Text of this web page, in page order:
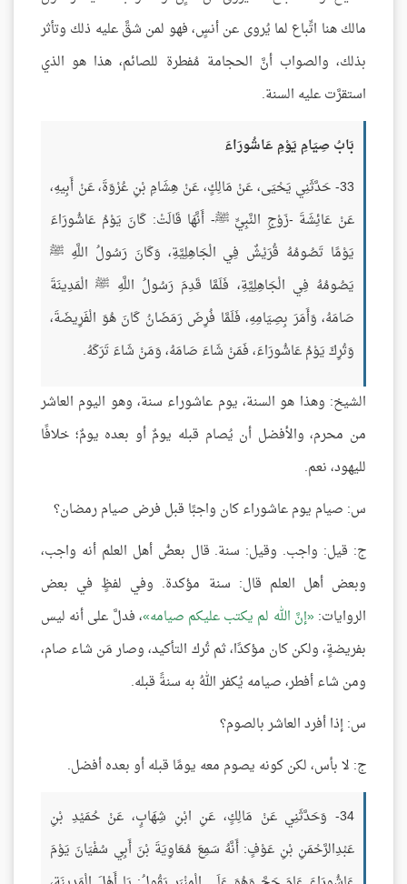
مالك هنا اتِّباع لما يُروى عن أنسٍ، فهو لمن شقَّ عليه ذلك وتأثر
بذلك، والصواب أنَّ الحجامة مُفطرة للصائم، هذا هو الذي
استقرَّت عليه السنة.
بَابُ صِيَامِ يَوْمِ عَاشُورَاءَ
33- حَدَّثَنِي يَحْيَى، عَنْ مَالِكٍ، عَنْ هِشَامِ بْنِ عُرْوَةَ، عَنْ أَبِيهِ،
عَنْ عَائِشَةَ -زَوْجِ النَّبِيِّ ﷺ- أَنَّهَا قَالَتْ: كَانَ يَوْمُ عَاشُورَاءَ
يَوْمًا تَصُومُهُ قُرَيْشٌ فِي الْجَاهِلِيَّةِ، وَكَانَ رَسُولُ اللَّهِ ﷺ
يَصُومُهُ فِي الْجَاهِلِيَّةِ، فَلَمَّا قَدِمَ رَسُولُ اللَّهِ ﷺ الْمَدِينَةَ
صَامَهُ، وَأَمَرَ بِصِيَامِهِ، فَلَمَّا فُرِضَ رَمَضَانُ كَانَ هُوَ الْفَرِيضَةَ،
وَتُرِكَ يَوْمُ عَاشُورَاءَ، فَمَنْ شَاءَ صَامَهُ، وَمَنْ شَاءَ تَرَكَهُ.
الشيخ: وهذا هو السنة، يوم عاشوراء سنة، وهو اليوم العاشر
من محرم، والأفضل أن يُصام قبله يومٌ أو بعده يومٌ؛ خلافًا
لليهود، نعم.
س: صيام يوم عاشوراء كان واجبًا قبل فرض صيام رمضان؟
ج: قيل: واجب. وقيل: سنة. قال بعضُ أهل العلم أنه واجب،
وبعض أهل العلم قال: سنة مؤكدة. وفي لفظٍ في بعض
الروايات: إنَّ الله لم يكتب عليكم صيامه ، فدلَّ على أنه ليس
بفريضةٍ، ولكن كان مؤكدًا، ثم تُرك التأكيد، وصار مَن شاء صام،
ومن شاء أفطر، صيامه يُكفر اللهُ به سنةً قبله.
س: إذا أفرد العاشر بالصوم؟
ج: لا بأس، لكن كونه يصوم معه يومًا قبله أو بعده أفضل.
34- وَحَدَّثَنِي عَنْ مَالِكٍ، عَنِ ابْنِ شِهَابٍ، عَنْ حُمَيْدِ بْنِ
عَبْدِالرَّحْمَنِ بْنِ عَوْفٍ: أَنَّهُ سَمِعَ مُعَاوِيَةَ بْنَ أَبِي سُفْيَانَ يَوْمَ